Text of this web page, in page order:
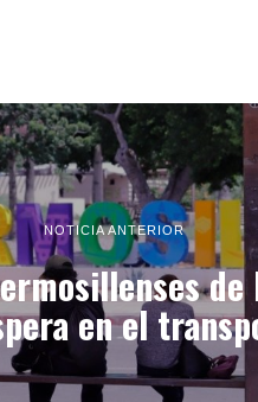
NOTICIA ANTERIOR
en el